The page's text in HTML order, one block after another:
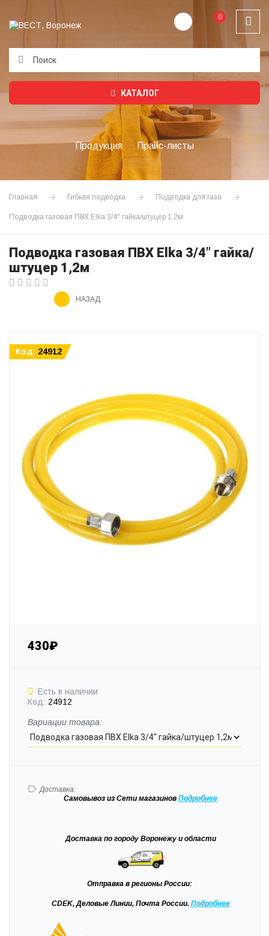
0
КАТАЛОГ
Продукция Прайс-листы
Главная Гибкая подводка Подводка для газа
Подводка газовая ПВХ Elka 3/4" гайка/штуцер 1,2м
Подводка газовая ПВХ Elka 3/4" гайка/
штуцер 1,2м
НАЗАД
Код: 24912
430₽
Есть в наличии
Код: 24912
Вариации товара:
Доставка:
Самовывоз из Сети магазинов Подробнее
Доставка по городу Воронежу и области
Отправка в регионы России:
CDEK, Деловые Линии, Почта России. Подробнее